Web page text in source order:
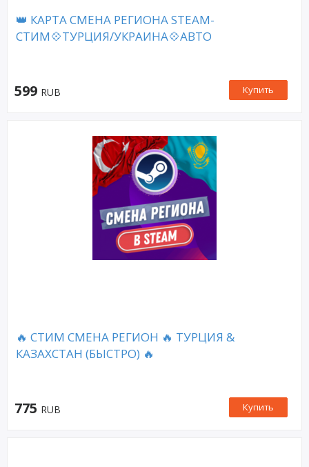
👑 КАРТА СМЕНА РЕГИОНА STEAM-
СТИМ💠ТУРЦИЯ/УКРАИНА💠АВТО
599 RUB Купить
🔥 СТИМ СМЕНА РЕГИОН 🔥 ТУРЦИЯ &
КАЗАХСТАН (БЫСТРО) 🔥
775 RUB Купить